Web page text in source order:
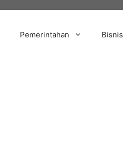
Pemerintahan Bisnis